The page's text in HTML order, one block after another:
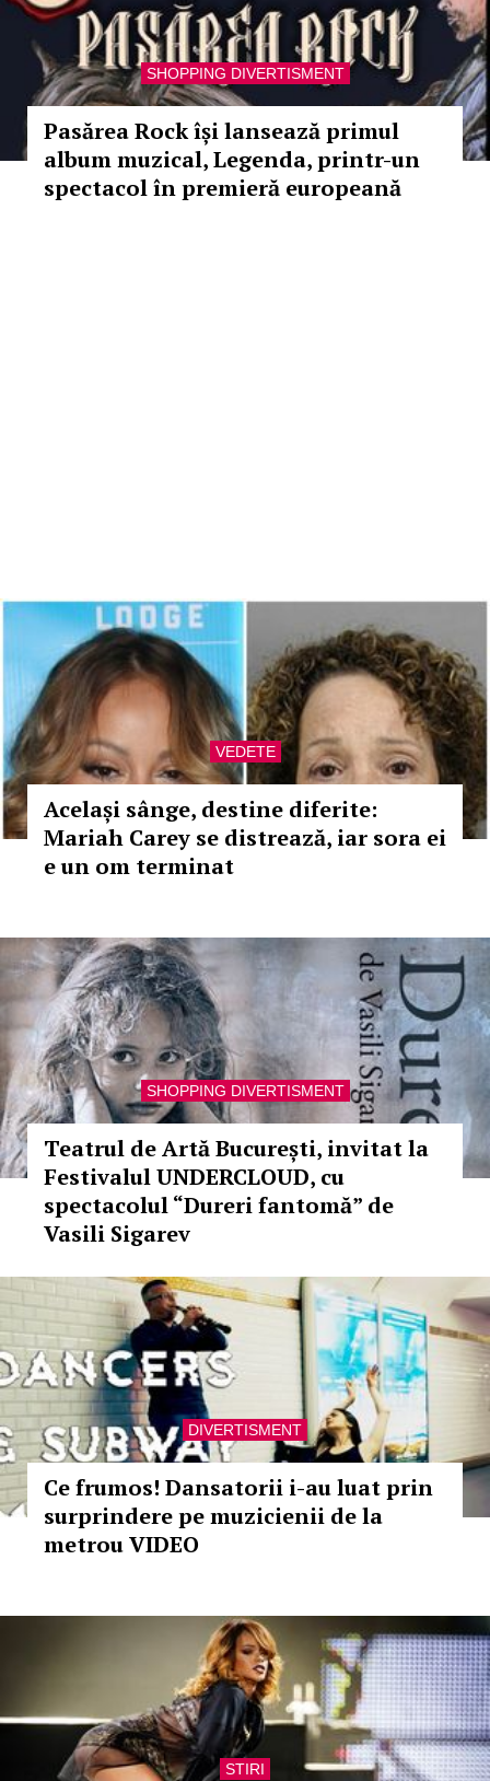
SHOPPING DIVERTISMENT
Pasărea Rock își lansează primul
album muzical, Legenda, printr-un
spectacol în premieră europeană
VEDETE
Același sânge, destine diferite:
Mariah Carey se distrează, iar sora ei
e un om terminat
SHOPPING DIVERTISMENT
Teatrul de Artă București, invitat la
Festivalul UNDERCLOUD, cu
spectacolul “Dureri fantomă” de
Vasili Sigarev
DIVERTISMENT
Ce frumos! Dansatorii i-au luat prin
surprindere pe muzicienii de la
metrou VIDEO
STIRI